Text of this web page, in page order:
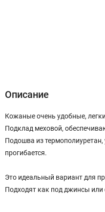
Описание
Кожаные очень удобные,
Подклад меховой,
Подошва из
прогибается.
Это идеальный вариант для
Подходят как под джинсы